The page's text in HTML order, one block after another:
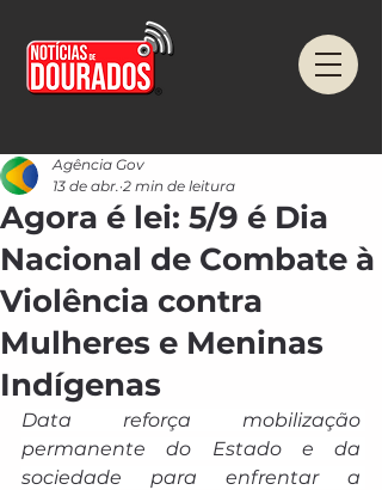
Agora é lei: 5/9 é Dia
Nacional de Combate à
Violência contra
Mulheres e Meninas
Indígenas
Agência Gov
13 de abr. 2 min de leitura
Data reforça mobilização
permanente do Estado e da
sociedade para enfrentar a